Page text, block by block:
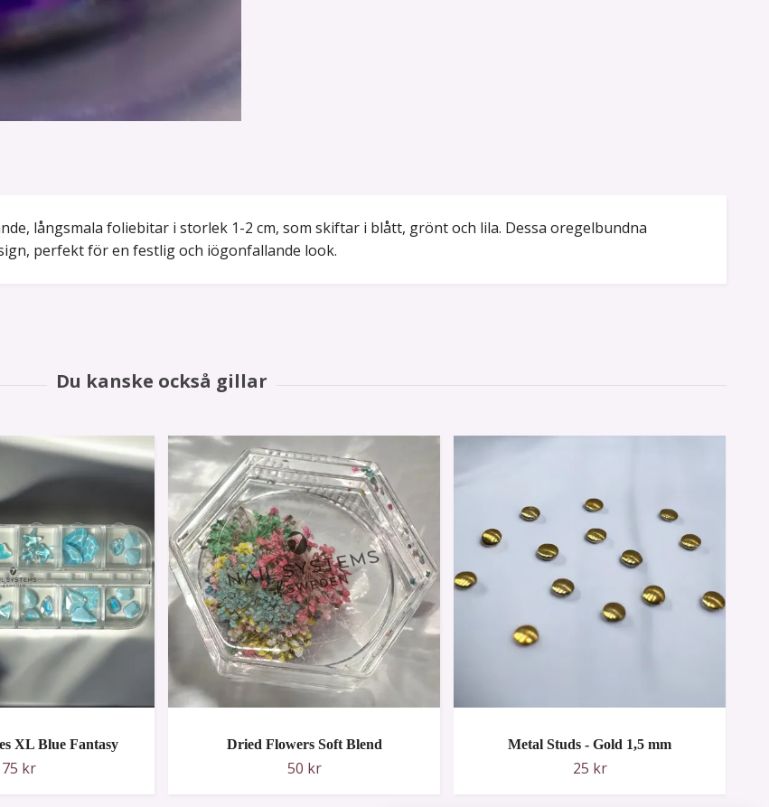
långsmala foliebitar i storlek 1-2 cm, som skiftar i blått, grönt och lila. Dessa oregelbundna
perfekt för en festlig och iögonfallande look.
XL Blue Fantasy
75 kr
Dried Flowers Soft Blend
50 kr
Metal Studs - Gold 1,5 mm
25 kr